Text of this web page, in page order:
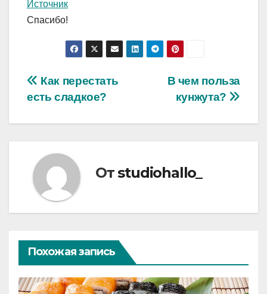
Источник
Спасибо!
Навигация
В чем польза
кунжута?
Как перестать
есть сладкое?
Отstudiohallo_
Похожая запись